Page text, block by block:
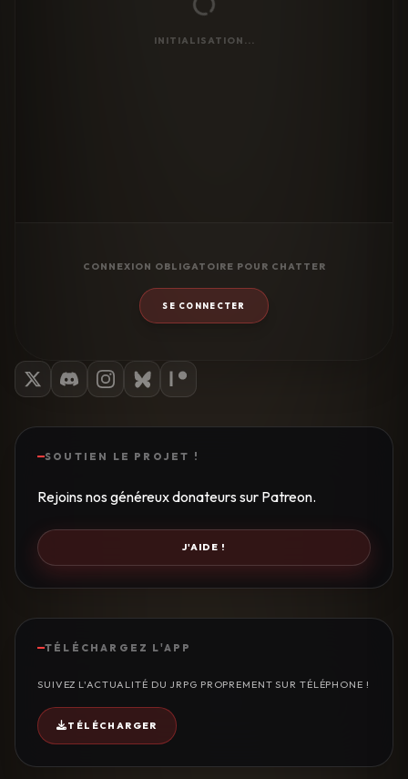
INITIALISATION...
CONNEXION OBLIGATOIRE POUR CHATTER
SE CONNECTER
SOUTIEN LE PROJET !
Rejoins nos généreux donateurs sur Patreon.
J'AIDE !
TÉLÉCHARGEZ L'APP
SUIVEZ L'ACTUALITÉ DU JRPG PROPREMENT SUR TÉLÉPHONE !
TÉLÉCHARGER